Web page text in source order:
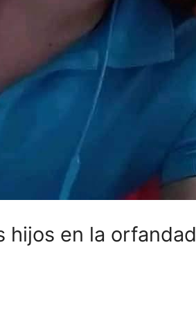
hijos en la orfandad